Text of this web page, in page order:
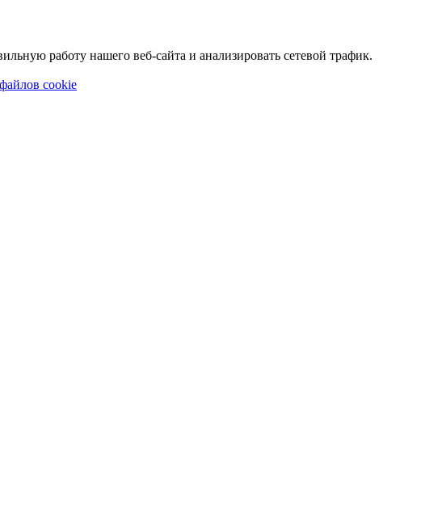
работу нашего веб-сайта и анализировать сетевой трафик.
cookie